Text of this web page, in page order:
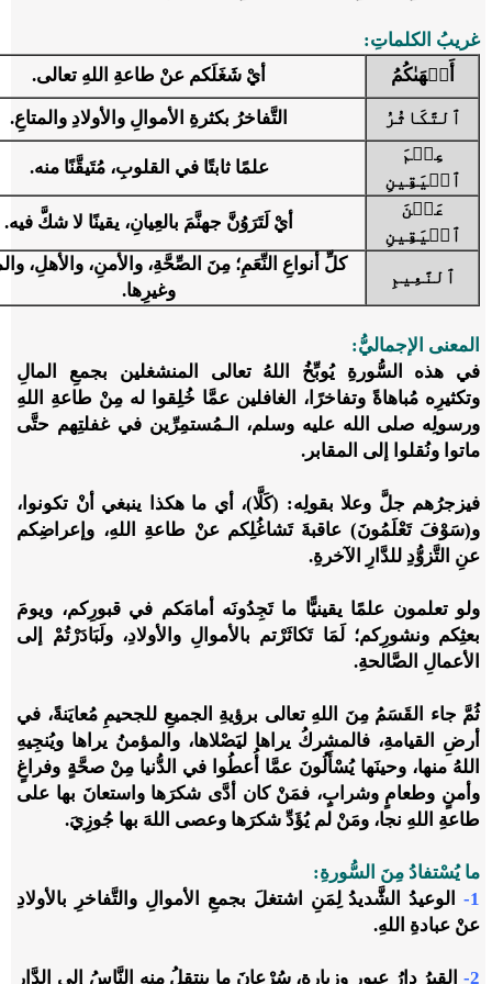
غريبُ الكلماتِ:
أَلۡهَىٰكُمُ
أيْ شَغَلَكم عنْ طاعةِ اللهِ تعالى.
ٱلتَّكَاثُرُ
التَّفاخرُ بكثرةِ الأموالِ والأولادِ والمتاعِ.
عِلۡمَ
ٱلۡيَقِينِ
علمًا ثابتًا في القلوبِ، مُتَيقَّنًا منه.
عَيۡنَ
ٱلۡيَقِينِ
أيْ لَتَرَوُنَّ جهنَّمَ بالعِيانِ، يقينًا لا شكَّ فيه.
ٱلنَّعِيمِ
كلِّ أنواعِ النِّعَمِ؛ مِنَ الصِّحَّةِ، والأمنِ، والأهلِ،
وغيرِها.
المعنى الإجماليُّ:
في هذه السُّورةِ يُوبِّخُ اللهُ تعالى المنشغلين بجمعِ المالِ
وتكثيرِه مُباهاةً وتفاخرًا، الغافلين عمَّا خُلِقوا له مِنْ طاعةِ اللهِ
ورسولِه صلى الله عليه وسلم، الـمُستمِرِّين في غفلتِهم حتَّى
ماتوا ونُقلوا إلى المقابر.
فيزجرُهم جلَّ وعلا بقولِه: (كَلَّا)، أي ما هكذا ينبغي أنْ تكونوا،
و(سَوْفَ تَعْلَمُونَ) عاقبةَ تَشاغُلِكم عنْ طاعةِ اللهِ، وإعراضِكم
عنِ التَّزوُّدِ للدَّارِ الآخرةِ.
ولو تعلمون علمًا يقينيًّا ما تَجِدُونَه أمامَكم في قبورِكم، ويومَ
بعثِكم ونشورِكم؛ لَمَا تَكاثَرْتم بالأموالِ والأولادِ، ولَبَادَرْتُمْ إلى
الأعمالِ الصَّالحةِ.
ثُمَّ جاء القَسَمُ مِنَ اللهِ تعالى برؤيةِ الجميعِ للجحيمِ مُعايَنةً، في
أرضِ القيامةِ، فالمشركُ يراها ليَصْلاها، والمؤمنُ يراها ويُنجِيهِ
اللهُ منها، وحينَها يُسْأَلُونَ عمَّا أُعطُوا في الدُّنيا مِنْ صحَّةٍ وفراغٍ
وأمنٍ وطعامٍ وشرابٍ، فمَنْ كان أدَّى شكرَها واستعانَ بها على
طاعةِ اللهِ نجا، ومَنْ لم يُؤَدِّ شكرَها وعصى اللهَ بها جُوزِيَ.
ما يُسْتفادُ مِنَ السُّورةِ:
1-
الوعيدُ الشَّديدُ لِمَنِ اشتغلَ بجمعِ الأموالِ والتَّفاخرِ بالأولادِ
عنْ عبادةِ اللهِ.
2-
القبرُ دارُ عبورٍ وزيارةٍ، سُرْعانَ ما ينتقلُ منه النَّاسُ إلى الدَّارِ